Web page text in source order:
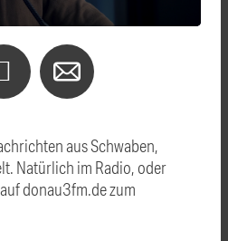
aus Schwaben,
Natürlich im Radio, oder
donau3fm.de zum